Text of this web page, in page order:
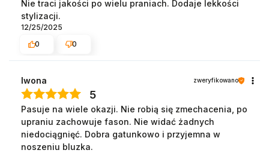
Nie traci jakości po wielu praniach. Dodaje lekkości
stylizacji.
12/25/2025
0
0
Iwona zweryfikowano
5
Pasuje na wiele okazji. Nie robią się zmechacenia, po
upraniu zachowuje fason. Nie widać żadnych
niedociągnięć. Dobra gatunkowo i przyjemna w
noszeniu bluzka.